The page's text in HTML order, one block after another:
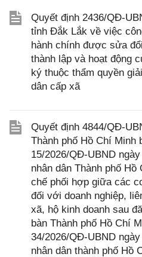
Quyết định 2436/QĐ-
tỉnh Đắk Lắk về việc
hành chính được sửa
thành lập và hoạt động
ký thuộc thẩm quyền
dân cấp xã
Quyết định 4844/QĐ-
Thành phố Hồ Chí Minh
15/2026/QĐ-UBND
nhân dân Thành phố
chế phối hợp giữa các
đối với doanh nghiệp,
xã, hộ kinh doanh sau
bàn Thành phố Hồ Chí
34/2026/QĐ-UBND
nhân dân thành phố Hồ